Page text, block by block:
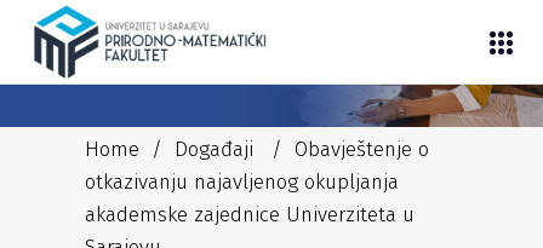
Home / Događaji / Obavještenje o
otkazivanju najavljenog okupljanja
akademske zajednice Univerziteta u